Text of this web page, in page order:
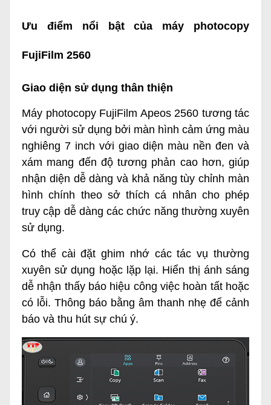
Ưu điểm nổi bật của máy photocopy
FujiFilm 2560
Giao diện sử dụng thân thiện
Máy photocopy FujiFilm Apeos 2560 tương tác
với người sử dụng bởi màn hình cảm ứng màu
nghiêng 7 inch với giao diện màu nền đen và
xám mang đến độ tương phản cao hơn, giúp
nhận diện dễ dàng và khả năng tùy chỉnh màn
hình chính theo sở thích cá nhân cho phép
truy cập dễ dàng các chức năng thường xuyên
sử dụng.
Có thể cài đặt ghim nhớ các tác vụ thường
xuyên sử dụng hoặc lặp lại. Hiển thị ánh sáng
dễ nhận thấy báo hiệu công việc hoàn tất hoặc
có lỗi. Thông báo bằng âm thanh nhẹ để cảnh
báo và thu hút sự chú ý.